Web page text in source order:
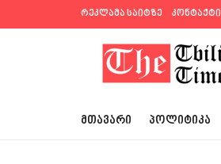
რეკლამა საიტზე კონტაქტი
ᲛᲗᲐᲕᲐᲠᲘ ᲞᲝᲚᲘᲢᲘᲙᲐ